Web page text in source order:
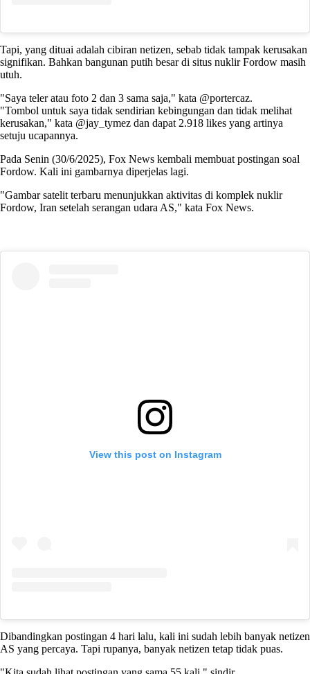
Tapi, yang dituai adalah cibiran netizen, sebab tidak tampak kerusakan
signifikan. Bahkan bangunan putih besar di situs nuklir Fordow masih
utuh.
"Saya teler atau foto 2 dan 3 sama saja," kata @portercaz.
"Tombol untuk saya tidak sendirian kebingungan dan tidak melihat
kerusakan," kata @jay_tymez dan dapat 2.918 likes yang artinya
setuju ucapannya.
Pada Senin (30/6/2025), Fox News kembali membuat postingan soal
Fordow. Kali ini gambarnya diperjelas lagi.
"Gambar satelit terbaru menunjukkan aktivitas di komplek nuklir
Fordow, Iran setelah serangan udara AS," kata Fox News.
View this post on Instagram
Dibandingkan postingan 4 hari lalu, kali ini sudah lebih banyak netizen
AS yang percaya. Tapi rupanya, banyak netizen tetap tidak puas.